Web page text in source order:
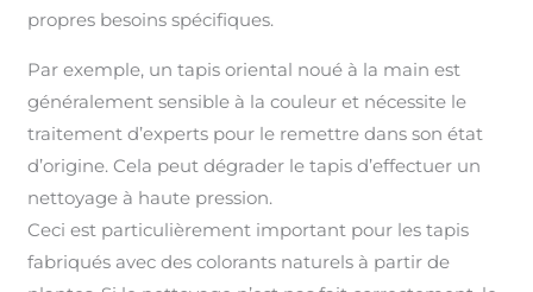
propres besoins spécifiques.
Par exemple, un tapis oriental noué à la main est
généralement sensible à la couleur et nécessite le
traitement d’experts pour le remettre dans son état
d’origine. Cela peut dégrader le tapis d’effectuer un
nettoyage à haute pression.
Ceci est particulièrement important pour les tapis
fabriqués avec des colorants naturels à partir de